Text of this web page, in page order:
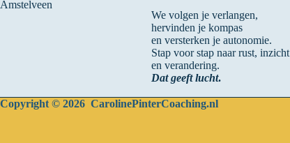
We volgen je verlangen,
hervinden je kompas
en versterken je autonomie.
Stap voor stap naar rust, inzicht
en verandering.
Dat geeft lucht.
Copyright © 2026 CarolinePinterCoaching.nl